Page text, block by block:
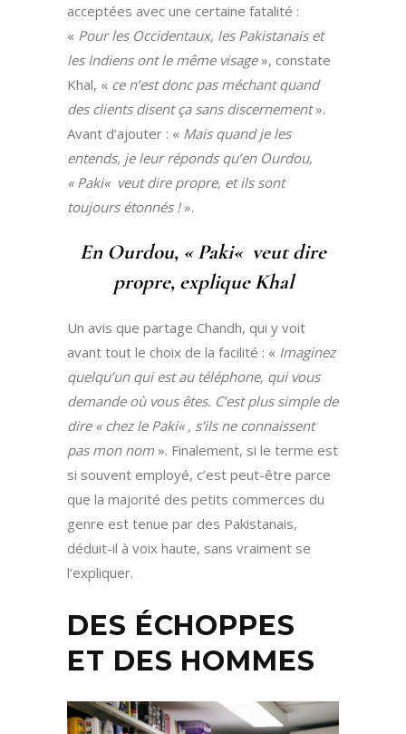
acceptées avec une certaine fatalité :
« Pour les Occidentaux, les Pakistanais et
les Indiens ont le même visage», constate
Khal, « ce n’est donc pas méchant quand
des clients disentça sans discernement».
Avant d’ajouter : « Mais quand je les
entends, je leur réponds qu’en Ourdou,
«Paki« veut dire propre, et ils sont
toujours étonnés !».
En Ourdou, «Paki« veut dire
propre, explique Khal
Un avis que partage Chandh, qui y voit
avant tout le choix de la facilité : « Imaginez
quelqu’un qui est au téléphone, qui vous
demande où vous êtes. C’est plus simple de
dire «chez le Paki« , s’ils ne connaissent
pas mon nom ». Finalement, si le terme est
si souvent employé, c’est peut-être parce
que la majorité des petits commerces du
genre est tenue par des Pakistanais,
déduit-il à voix haute, sans vraiment se
l’expliquer.
DES ÉCHOPPES
ET DES HOMMES